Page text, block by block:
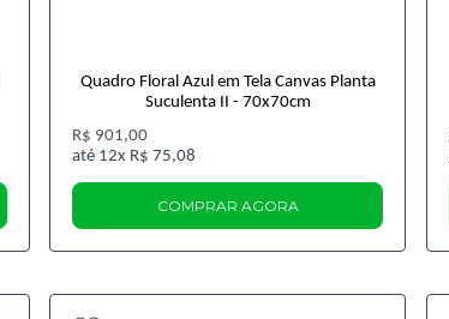
Quadro Floral Azul em Tela Canvas Planta
Suculenta II - 70x70cm
R$ 901,00
12x R$ 75,08
COMPRAR AGORA